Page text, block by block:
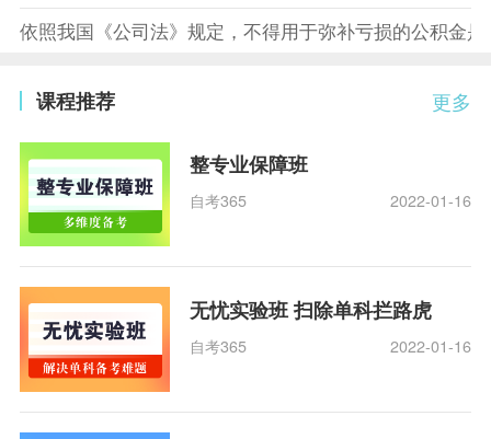
依照我国《公司法》规定，不得用于弥补亏损的公积金是
更多
课程推荐
整专业保障班
自考365 2022-01-16
无忧实验班 扫除单科拦路虎
自考365 2022-01-16